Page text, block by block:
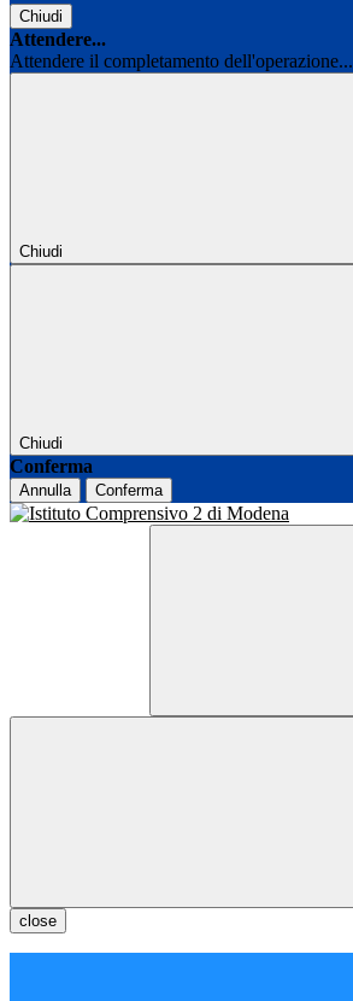
Chiudi
Attendere...
Attendere il completamento dell'operazione...
Chiudi
Chiudi
Conferma
Annulla Conferma
close